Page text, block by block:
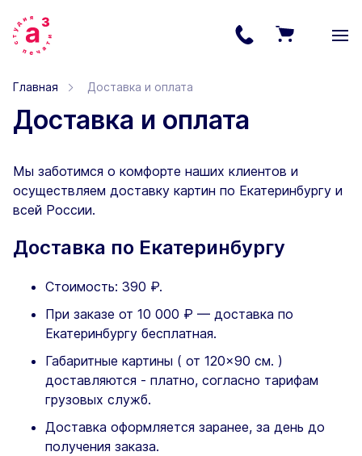
Главная Доставка и оплата
Доставка и оплата
Мы заботимся о комфорте наших клиентов и
осуществляем доставку картин по Екатеринбургу и
всей России.
Доставка по Екатеринбургу
Стоимость: 390 ₽.
При заказе от 10 000 ₽ — доставка по
Екатеринбургу бесплатная.
Габаритные картины ( от 120×90 см. )
доставляются - платно, согласно тарифам
грузовых служб.
Доставка оформляется заранее, за день до
получения заказа.